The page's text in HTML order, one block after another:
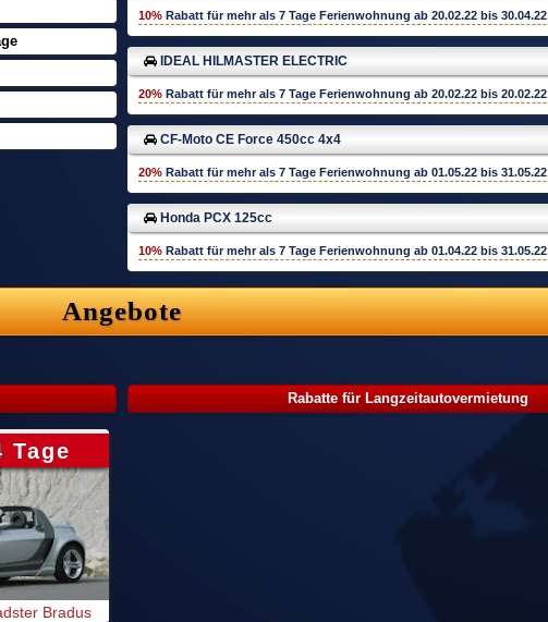
10% Rabatt für mehr als 7 Tage Ferienwohnung ab 20.02.22 bis 30.04.22
IDEAL HILMASTER ELECTRIC
20% Rabatt für mehr als 7 Tage Ferienwohnung ab 20.02.22 bis 20.02.22
CF-Moto CE Force 450cc 4x4
20% Rabatt für mehr als 7 Tage Ferienwohnung ab 01.05.22 bis 31.05.22
Honda PCX 125cc
10% Rabatt für mehr als 7 Tage Ferienwohnung ab 01.04.22 bis 31.05.22
Angebote
Bradus
Rabatte für Langzeitautovermietung